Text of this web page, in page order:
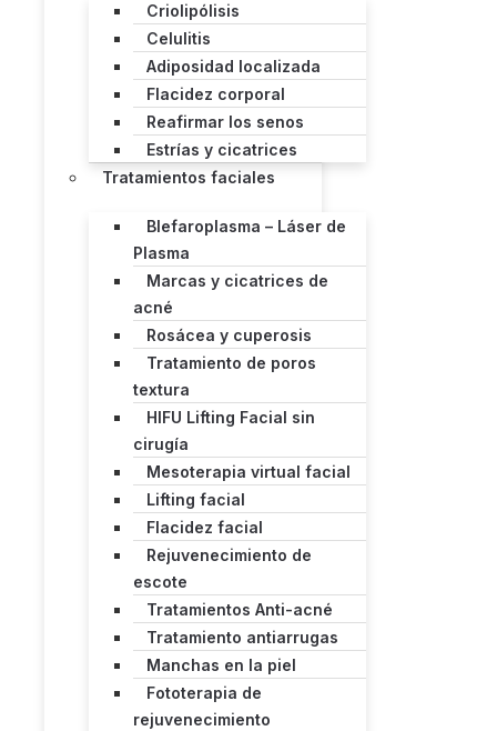
Criolipólisis
Celulitis
Adiposidad localizada
Flacidez corporal
Reafirmar los senos
Estrías y cicatrices
Tratamientos faciales
Blefaroplasma – Láser de
Plasma
Marcas y cicatrices de
acné
Rosácea y cuperosis
Tratamiento de poros
textura
HIFU Lifting Facial sin
cirugía
Mesoterapia virtual facial
Lifting facial
Flacidez facial
Rejuvenecimiento de
escote
Tratamientos Anti-acné
Tratamiento antiarrugas
Manchas en la piel
Fototerapia de
rejuvenecimiento